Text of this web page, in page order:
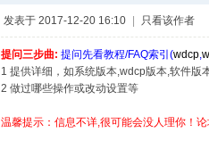
发表于 2017-12-20 16:10 只看该作者
提问三步曲: 提问先看教程/FAQ索引(wdcp,
1 提供详细，如系统版本,wdcp版本,软件版
2 做过哪些操作或改动设置等
温馨提示：信息不详,很可能会没人理你！